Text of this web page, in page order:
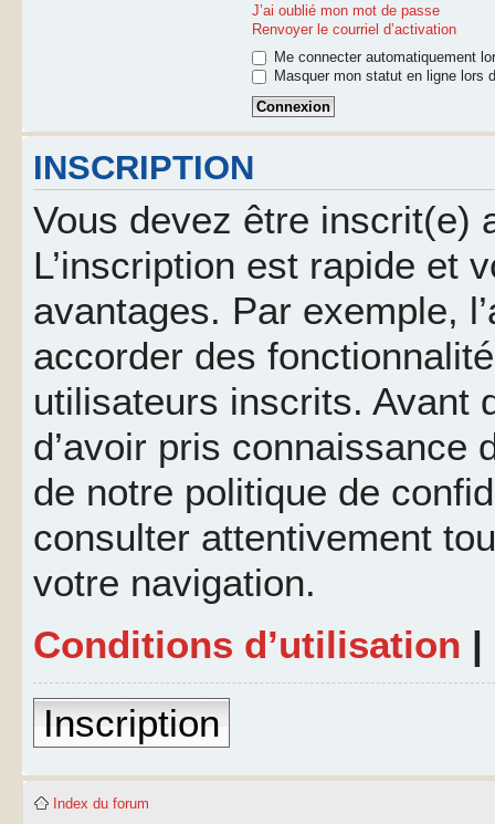
J’ai oublié mon mot de passe
Renvoyer le courriel d’activation
Me connecter automatiquement
Masquer mon statut en ligne lors
INSCRIPTION
Vous devez être inscrit(e)
L’inscription est rapide et
avantages. Par exemple,
accorder des
utilisateurs inscrits. Avant
d’avoir pris connaissance
de notre politique de
consulter attentivement
votre navigation.
Conditions d’utilisation |
Inscription
Index du forum